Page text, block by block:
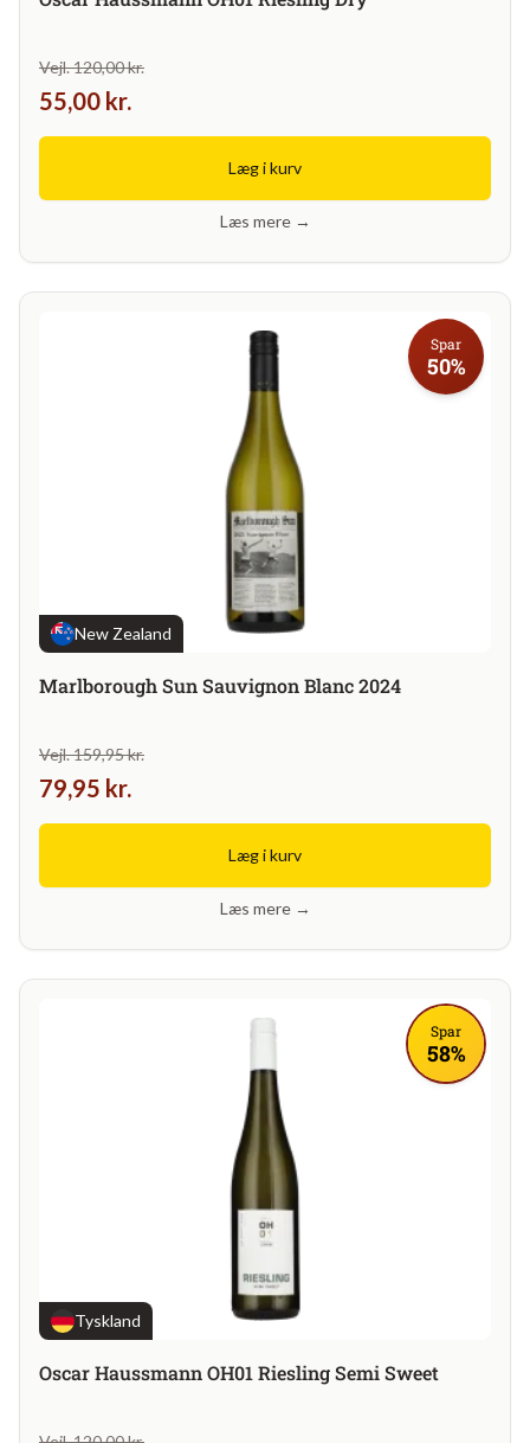
Vejl. 120,00 kr.
55,00 kr.
Læg i kurv
Læs mere →
Spar
50%
New Zealand
Marlborough Sun Sauvignon Blanc 2024
Vejl. 159,95 kr.
79,95 kr.
Læg i kurv
Læs mere →
Spar
58%
Tyskland
Oscar Haussmann OH01 Riesling Semi Sweet